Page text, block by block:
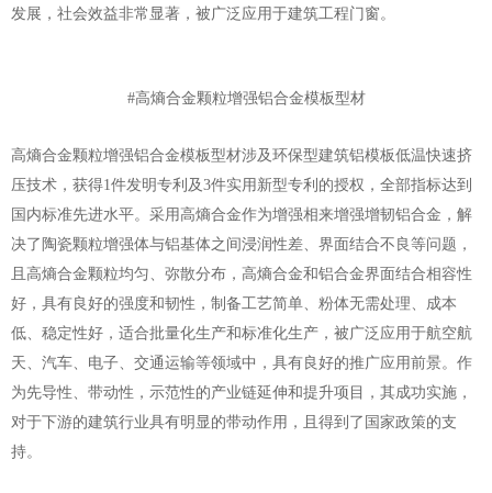
发展，社会效益非常显著，被广泛应用于建筑工程门窗。
#高熵合金颗粒增强铝合金模板型材
高熵合金颗粒增强铝合金模板型材涉及环保型建筑铝模板低温快速挤
压技术，获得1件发明专利及3件实用新型专利的授权，全部指标达到
国内标准先进水平。采用高熵合金作为增强相来增强增韧铝合金，解
决了陶瓷颗粒增强体与铝基体之间浸润性差、界面结合不良等问题，
且高熵合金颗粒均匀、弥散分布，高熵合金和铝合金界面结合相容性
好，具有良好的强度和韧性，制备工艺简单、粉体无需处理、成本
低、稳定性好，适合批量化生产和标准化生产，被广泛应用于航空航
天、汽车、电子、交通运输等领域中，具有良好的推广应用前景。作
为先导性、带动性，示范性的产业链延伸和提升项目，其成功实施，
对于下游的建筑行业具有明显的带动作用，且得到了国家政策的支
持。